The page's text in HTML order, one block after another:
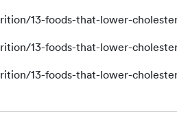
13-foods-that-lower-
13-foods-that-lower-
13-foods-that-lower-